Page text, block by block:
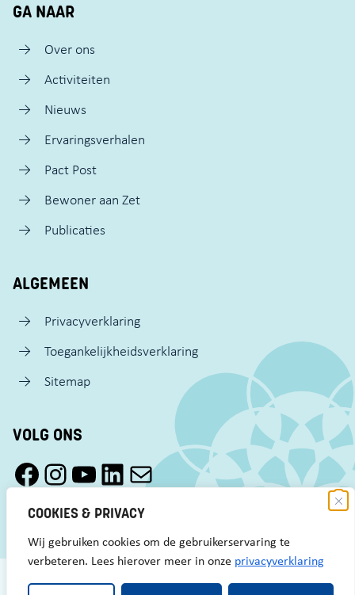
COOKIES & PRIVACY
Wij gebruiken cookies om de gebruikerservaring te
verbeteren. Lees hierover meer in onze privacyverklaring
GA NAAR
Over ons
Activiteiten
Nieuws
Ervaringsverhalen
Pact Post
Bewoner aan Zet
Publicaties
ALGEMEEN
Privacyverklaring
Toegankelijkheidsverklaring
Sitemap
VOLG ONS
Facebook Pact Zaandam OostInstagram Pact Zaandam OostYouTube Pact Zaandam OostLinkedIn
Mail